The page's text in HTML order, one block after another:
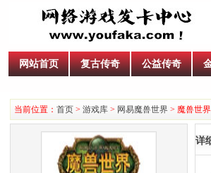
网站首页 复古传奇 公益传奇
当前位置： 首页 > 游戏库 > 网易魔兽世界 > 魔兽世
详